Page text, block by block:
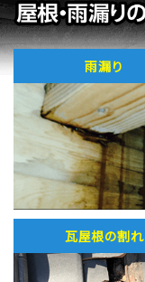
雨漏り
瓦屋根の割れ